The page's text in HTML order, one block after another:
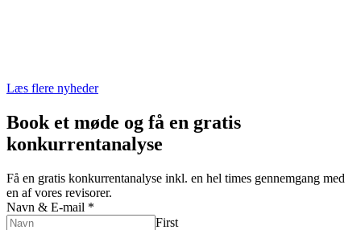
Læs flere nyheder
Book et møde og få en gratis
konkurrentanalyse
Få en gratis konkurrentanalyse inkl. en hel times gennemgang med
en af vores revisorer.
Navn & E-mail *
First